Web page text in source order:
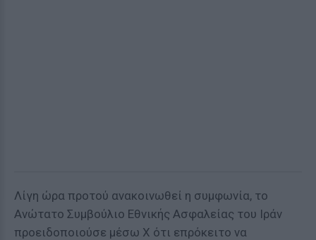
Λίγη ώρα προτού ανακοινωθεί η συμφωνία, το
Ανώτατο Συμβούλιο Εθνικής Ασφαλείας του Ιράν
προειδοποιούσε μέσω X ότι επρόκειτο να